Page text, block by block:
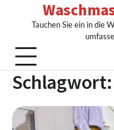
Tauchen Sie ein in die
Schlagwort: